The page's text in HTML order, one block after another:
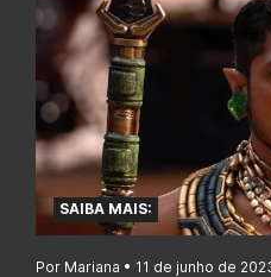
SAIBA MAIS:
Por Mariana • 11 de junho de